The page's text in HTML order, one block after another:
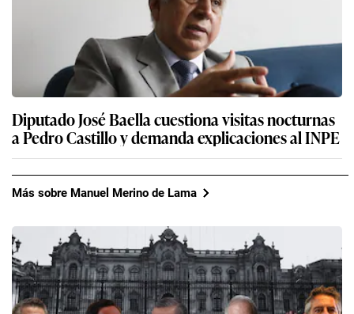
Diputado José Baella cuestiona visitas nocturnas
a Pedro Castillo y demanda explicaciones al INPE
Más sobre Manuel Merino de Lama